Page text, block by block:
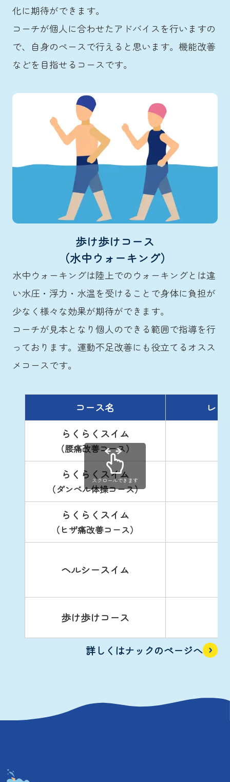
化に期待ができます。
コーチが個人に合わせたアドバイスを行いますの
で、自身のペースで行えると思います。機能改善
などを目指せるコースです。
歩け歩けコース
（水中ウォーキング）
水中ウォーキングは陸上でのウォーキングとは違
い水圧・浮力・水温を受けることで身体に負担が
少なく様々な効果が期待ができます。
コーチが見本となり個人のできる範囲で指導を行
っております。運動不足改善にも役立てるオスス
メコースです。
コース名
レッ
らくらくスイム
（腰痛改善コース）
らくらくスイム
（ダンベル体操コース）
らくらくスイム
（ヒザ痛改善コース）
ヘルシースイム
歩け歩けコース
スクロールできます
詳しくはナックのページへ